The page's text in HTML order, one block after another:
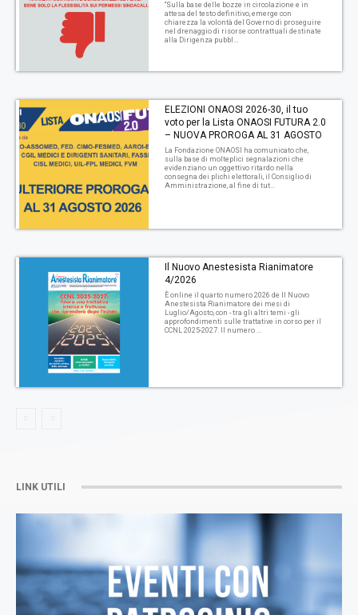
“Sulla base delle bozze in circolazione e in
attesa del testo definitivo, emerge con
chiarezza la volontà del Governo di proseguire
nel drenaggio di risorse contrattuali destinate
alla Dirigenza pubbl...
ELEZIONI ONAOSI 2026-30, il tuo
voto per la Lista ONAOSI FUTURA 2.0
– NUOVA PROROGA AL 31 AGOSTO
La Fondazione ONAOSI ha comunicato che,
sulla base di molteplici segnalazioni che
evidenziano un oggettivo ritardo nella
consegna dei plichi elettorali, il Consiglio di
Amministrazione, al fine di tut...
Il Nuovo Anestesista Rianimatore
4/2026
È online il quarto numero 2026 de Il Nuovo
Anestesista Rianimatore dei mesi di
Luglio/Agosto, con - tra gli altri temi - gli
approfondimenti sulle trattative in corso per il
CCNL 2025-2027. Il numero ...
LINK UTILI